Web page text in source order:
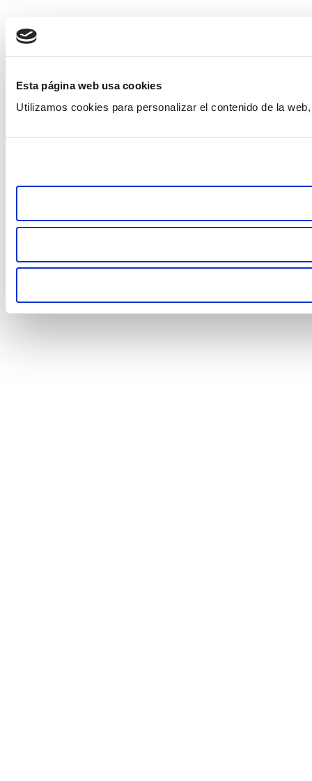
Esta página web usa cookies
Utilizamos cookies para personalizar el contenido de la